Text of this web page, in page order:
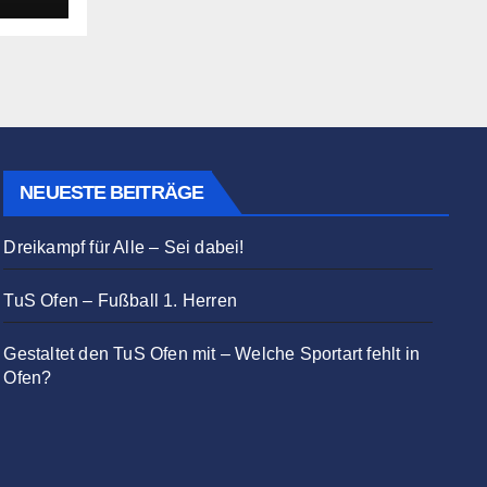
NEUESTE BEITRÄGE
Dreikampf für Alle – Sei dabei!
TuS Ofen – Fußball 1. Herren
Gestaltet den TuS Ofen mit – Welche Sportart fehlt in
Ofen?